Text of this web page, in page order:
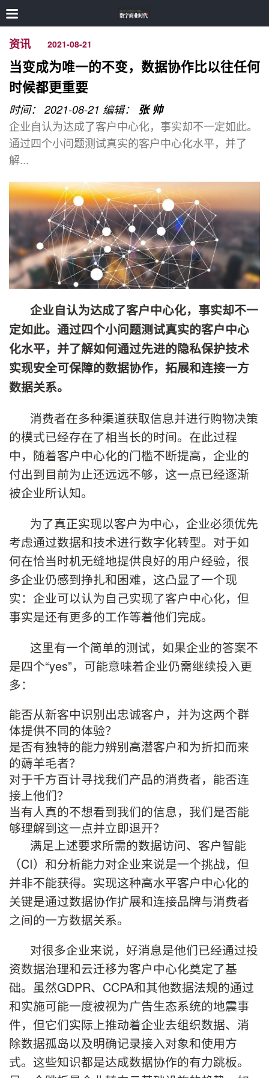
资讯 2021-08-21
当变成为唯一的不变，数据协作比以往任何
时候都更重要
时间： 2021-08-21 编辑： 张 帅
企业自认为达成了客户中心化，事实却不一定如此。
通过四个小问题测试真实的客户中心化水平，并了
解...
企业自认为达成了客户中心化，事实却不一
定如此。通过四个小问题测试真实的客户中心
化水平，并了解如何通过先进的隐私保护技术
实现安全可保障的数据协作，拓展和连接一方
数据关系。
消费者在多种渠道获取信息并进行购物决策
的模式已经存在了相当长的时间。在此过程
中，随着客户中心化的门槛不断提高，企业的
付出到目前为止还远远不够，这一点已经逐渐
被企业所认知。
为了真正实现以客户为中心，企业必须优先
考虑通过数据和技术进行数字化转型。对于如
何在恰当时机无缝地提供良好的用户经验，很
多企业仍感到挣扎和困难，这凸显了一个现
实：企业可以认为自己实现了客户中心化，但
事实是还有更多的工作等着他们完成。
这里有一个简单的测试，如果企业的答案不
是四个“yes”，可能意味着企业仍需继续投入更
多：
能否从新客中识别出忠诚客户，并为这两个群
体提供不同的体验？
是否有独特的能力辨别高潜客户和为折扣而来
的薅羊毛者？
对于千方百计寻找我们产品的消费者，能否连
接上他们？
当有人真的不想看到我们的信息，我们是否能
够理解到这一点并立即退开？
满足上述要求所需的数据访问、客户智能
（CI）和分析能力对企业来说是一个挑战，但
并非不能获得。实现这种高水平客户中心化的
关键是通过数据协作扩展和连接品牌与消费者
之间的一方数据关系。
对很多企业来说，好消息是他们已经通过投
资数据治理和云迁移为客户中心化奠定了基
础。虽然GDPR、CCPA和其他数据法规的通过
和实施可能一度被视为广告生态系统的地震事
件，但它们实际上推动着企业去组织数据、消
除数据孤岛以及明确记录接入对象和使用方
式。这些知识都是达成数据协作的有力跳板。